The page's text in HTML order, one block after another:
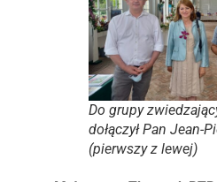
Do grupy
dołączył Pan Jean-
(pierwszy z lewej)